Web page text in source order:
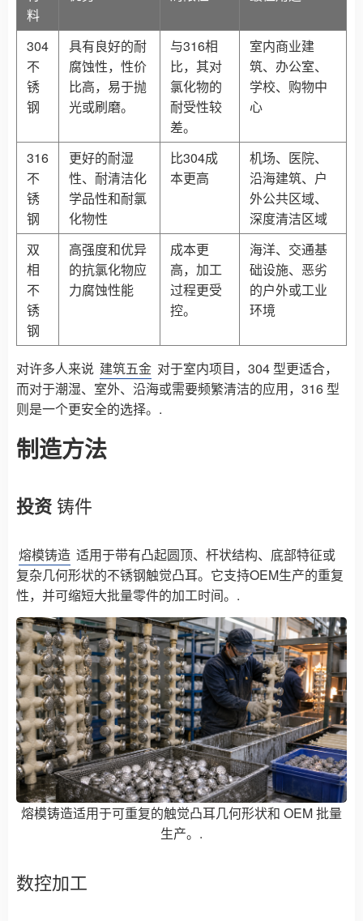
料
304
不
锈
钢
具有良好的耐
腐蚀性，性价
比高，易于抛
光或刷磨。
与316相
比，其对
氯化物的
耐受性较
差。
室内商业建
筑、办公室、
学校、购物中
心
316
不
锈
钢
更好的耐湿
性、耐清洁化
学品性和耐氯
化物性
比304成
本更高
机场、医院、
沿海建筑、户
外公共区域、
深度清洁区域
双
相
不
锈
钢
高强度和优异
的抗氯化物应
力腐蚀性能
成本更
高，加工
过程更受
控。
海洋、交通基
础设施、恶劣
的户外或工业
环境
对许多人来说 建筑五金 对于室内项目，304 型更适合，
而对于潮湿、室外、沿海或需要频繁清洁的应用，316 型
则是一个更安全的选择。.
制造方法
投资 铸件
熔模铸造 适用于带有凸起圆顶、杆状结构、底部特征或
复杂几何形状的不锈钢触觉凸耳。它支持OEM生产的重复
性，并可缩短大批量零件的加工时间。.
熔模铸造适用于可重复的触觉凸耳几何形状和 OEM 批量
生产。.
数控加工